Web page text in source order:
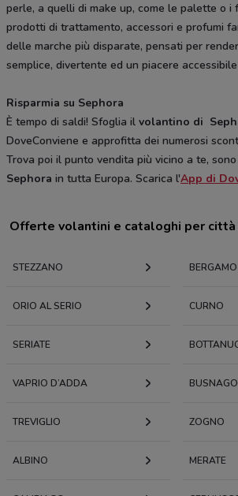
perle, a quelli di make up, come le palette o i
prodotti di trattamento, accessori e profumi
delle marche più disparate, pensati per
semplice, divertente ed un piacere
Risparmia su Sephora
È tempo di saldi! Sfoglia il volantino di
DoveConviene e approfitta dei numerosi
Trova poi il punto vendita più vicino a te,
Sephora in tutta Europa. Scarica l'App di
Offerte volantini e cataloghi per città
STEZZANO BERGAMO
ORIO AL SERIO CURNO
SERIATE
VAPRIO D’ADDA BUSNAGO
TREVIGLIO ZOGNO
ALBINO MERATE